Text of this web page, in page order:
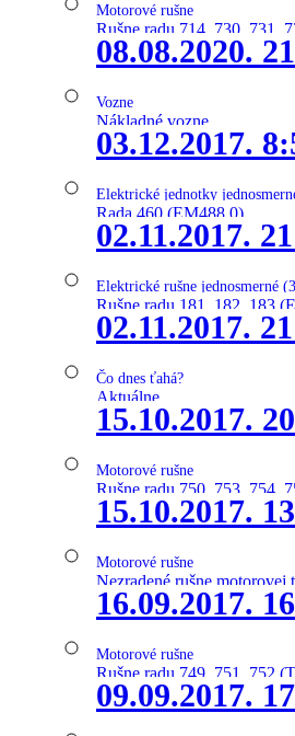
Motorové rušne
Rušne radu 714, 730, 731,
08.08.2020.
Vozne
Nákladné vozne
03.12.2017.
Elektrické jednotky
Rada 460 (EM488.0)
02.11.2017.
Elektrické rušne jednosmerné
Rušne radu 181, 182, 183
02.11.2017.
Čo dnes ťahá?
Aktuálne
15.10.2017.
Motorové rušne
Rušne radu 750, 753, 754,
15.10.2017.
Motorové rušne
Nezradené rušne motorovej
16.09.2017.
Motorové rušne
Rušne radu 749, 751, 752
09.09.2017.